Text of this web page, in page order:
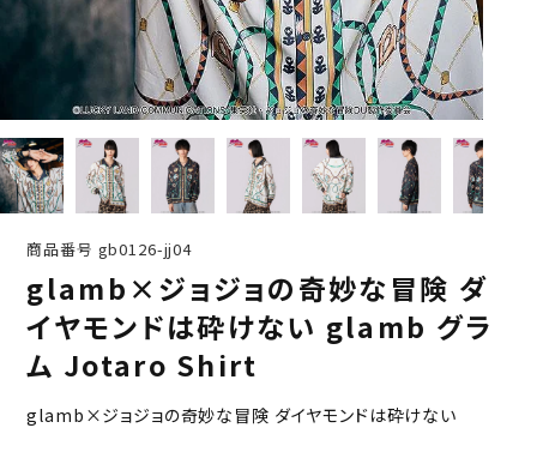
商品番号 gb0126-jj04
glamb×ジョジョの奇妙な冒険 ダ
イヤモンドは砕けない glamb グラ
ム Jotaro Shirt
glamb×ジョジョの奇妙な冒険 ダイヤモンドは砕けない